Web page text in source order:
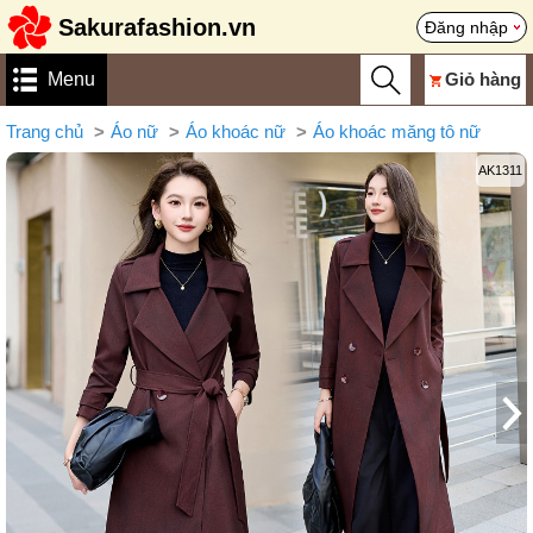
Sakurafashion.vn Đăng nhập
Menu Giỏ hàng
Trang chủ Áo nữ Áo khoác nữ Áo khoác măng tô nữ
AK1311